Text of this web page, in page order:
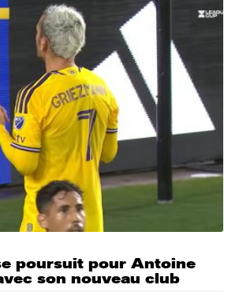
poursuit pour Antoine
son nouveau club